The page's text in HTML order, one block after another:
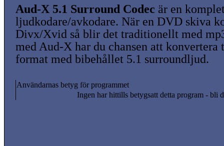
Aud-X 5.1 Surround Codec är en
ljudkodare/avkodare. När en DVD skiva
Divx/Xvid så blir det traditionellt med
med Aud-X har du chansen att
format med bibehållet 5.1 surroundljud.
Användarnas betyg för programmet
Ingen har hittills betygsatt detta program - bli